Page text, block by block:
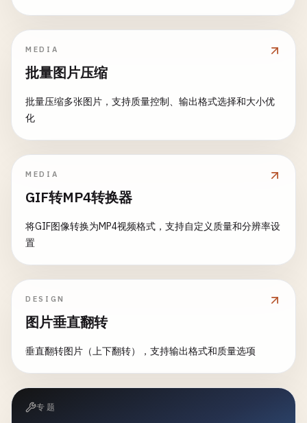
MEDIA
批量图片压缩
批量压缩多张图片，支持质量控制、输出格式选择和大小优
化
MEDIA
GIF转MP4转换器
将GIF图像转换为MP4视频格式，支持自定义质量和分辨率设
置
DESIGN
图片垂直翻转
垂直翻转图片（上下翻转），支持输出格式和质量选项
专题